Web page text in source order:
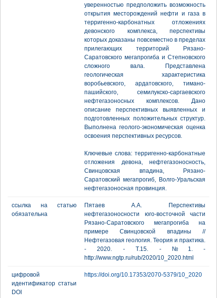
уверенностью предположить возможность
открытия месторождений нефти и газа в
терригенно-карбонатных отложениях
девонского комплекса, перспективы
которых доказаны повсеместно в пределах
прилегающих территорий Рязано-
Саратовского мегапрогиба и Степновского
сложного вала. Представлена
геологическая характеристика
воробьевского, ардатовского, тимано-
пашийского, семилукско-саргаевского
нефтегазоносных комплексов. Дано
описание перспективных выявленных и
подготовленных положительных структур.
Выполнена геолого-экономическая оценка
освоения перспективных ресурсов.
Ключевые слова: терригенно-карбонатные
отложения девона, нефтегазоносность,
Свинцовская впадина, Рязано-
Саратовский мегапрогиб, Волго-Уральская
нефтегазоносная провинция.
ссылка на статью
обязательна
Пятаев А.А. Перспективы
нефтегазоносности юго-восточной части
Рязано-Саратовского мегапрогиба на
примере Свинцовской впадины //
Нефтегазовая геология. Теория и практика.
- 2020. - Т.15. - №1. -
http://www.ngtp.ru/rub/2020/10_2020.html
цифровой
идентификатор статьи
DOI
https://doi.org/10.17353/2070-5379/10_2020